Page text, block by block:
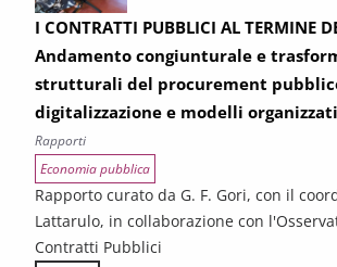
I CONTRATTI PUBBLICI AL TERMINE
Andamento congiunturale e
strutturali del procurement
digitalizzazione e modelli
Rapporti
Economia pubblica
Rapporto curato da G. F. Gori, con il
Lattarulo, in collaborazione con
Contratti Pubblici